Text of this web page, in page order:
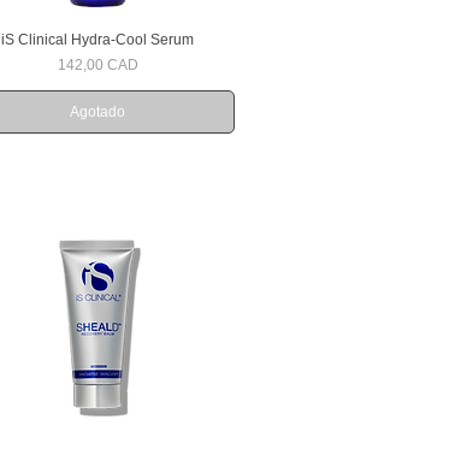
Vista rápida
iS Clinical Hydra-Cool Serum
Precio
142,00 CAD
Agotado